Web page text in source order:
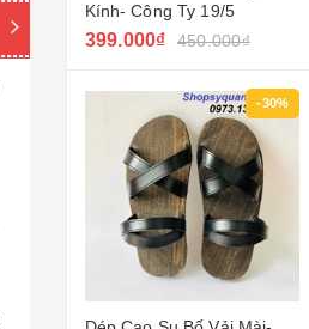
Kính- Công Ty 19/5
399.000₫ 450.000₫
-30%